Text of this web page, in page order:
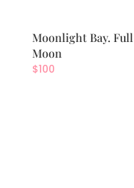
Moonlight Bay. Full
Moon
$100